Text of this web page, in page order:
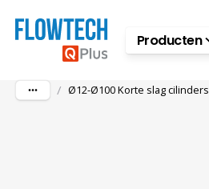
Ga naar hoofdinhoudProducten
/ Ø12-Ø100 Korte slag cilinders